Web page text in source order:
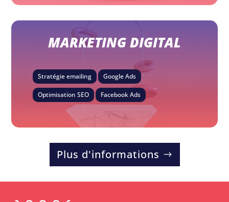
MARKETING DIGITAL
Stratégie emailing Google Ads
Optimisation SEO Facebook Ads
Plus d'informations